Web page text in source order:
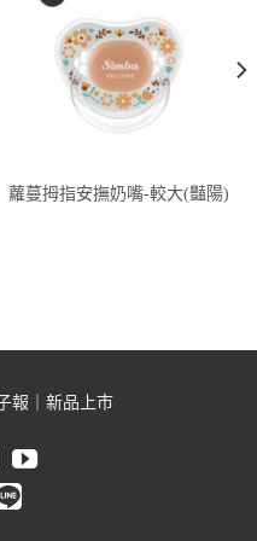
蘿蔓拇指安撫奶嘴-較大(豔陽)
報 新品上市